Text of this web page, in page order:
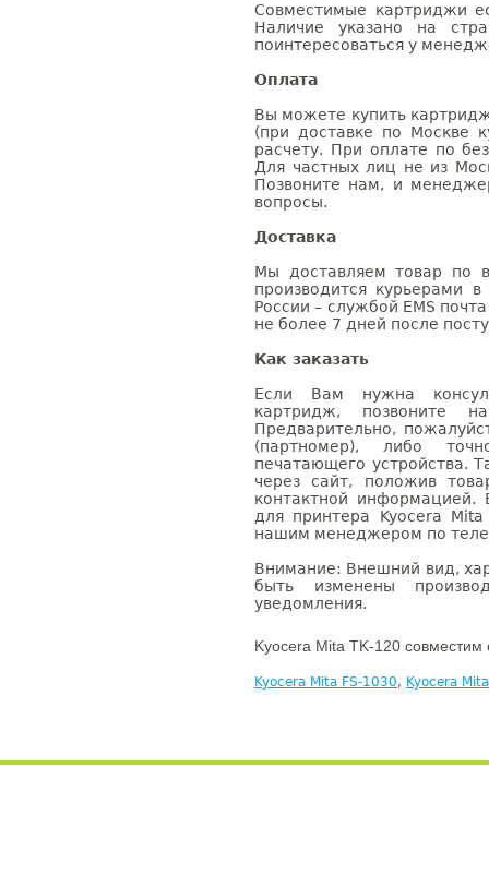
Совместимые картриджи
Наличие указано на
поинтересоваться у
Оплата
Вы можете купить
(при доставке по Москве
расчету. При оплате по
Для частных лиц не из
Позвоните нам, и
вопросы.
Доставка
Мы доставляем товар по
производится курьерами
России – службой EMS
не более 7 дней после
Как заказать
Если Вам нужна
картридж, позвоните
Предварительно,
(партномер), либо
печатающего устройства.
через сайт, положив
контактной информацией.
для принтера Kyocera
нашим менеджером по
Внимание: Внешний вид,
быть изменены
уведомления.
Kyocera Mita TK-120 совместим
Kyocera Mita FS-1030, Kyocera